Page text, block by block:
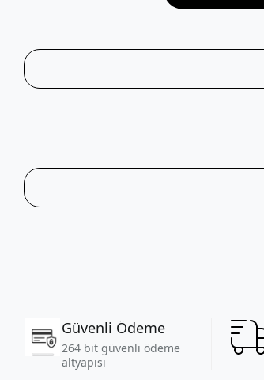
Güvenli Ödeme
264 bit güvenli ödeme
altyapısı